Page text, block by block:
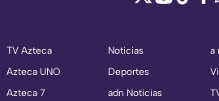
TV Azteca
Azteca UNO
Azteca 7
Noticias
Deportes
adn Noticias
a